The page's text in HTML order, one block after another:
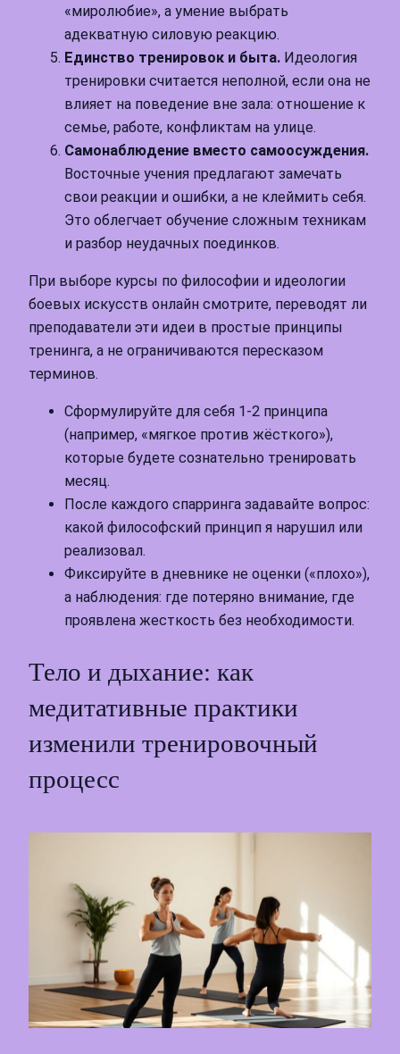
«миролюбие», а умение выбрать
адекватную силовую реакцию.
Единство тренировок и быта. Идеология
тренировки считается неполной, если она не
влияет на поведение вне зала: отношение к
семье, работе, конфликтам на улице.
Самонаблюдение вместо самоосуждения.
Восточные учения предлагают замечать
свои реакции и ошибки, а не клеймить себя.
Это облегчает обучение сложным техникам
и разбор неудачных поединков.
При выборе курсы по философии и идеологии
боевых искусств онлайн смотрите, переводят ли
преподаватели эти идеи в простые принципы
тренинга, а не ограничиваются пересказом
терминов.
Сформулируйте для себя 1-2 принципа
(например, «мягкое против жёсткого»),
которые будете сознательно тренировать
месяц.
После каждого спарринга задавайте вопрос:
какой философский принцип я нарушил или
реализовал.
Фиксируйте в дневнике не оценки («плохо»),
а наблюдения: где потеряно внимание, где
проявлена жесткость без необходимости.
Тело и дыхание: как
медитативные практики
изменили тренировочный
процесс